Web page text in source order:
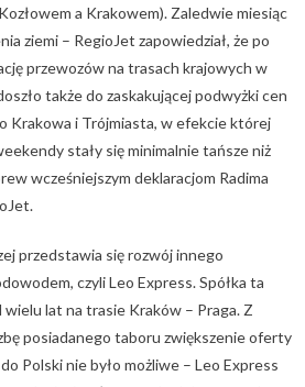
a Krakowem). Zaledwie miesiąc
ziemi – RegioJet zapowiedział, że po
przewozów na trasach krajowych w
także do zaskakującej podwyżki cen
Krakowa i Trójmiasta, w efekcie której
stały się minimalnie tańsze niż
wcześniejszym deklaracjom Radima
przedstawia się rozwój innego
czyli Leo Express. Spółka ta
wielu lat na trasie Kraków – Praga. Z
posiadanego taboru zwiększenie oferty
Polski nie było możliwe – Leo Express